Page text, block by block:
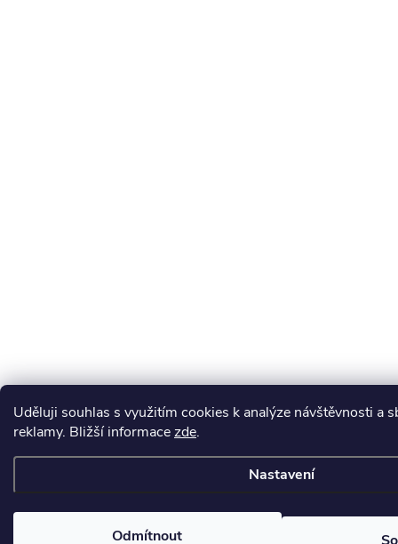
Uděluji souhlas s využitím cookies k analýze návštěvnosti a
reklamy. Bližší informacezde.
Nastavení
Odmítnout